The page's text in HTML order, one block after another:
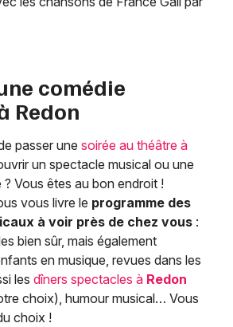
comédie
Redon
passer une soirée au théâtre à
un spectacle musical ou une
Vous êtes au bon endroit !
vous livre le programme des
à voir près de chez vous :
bien sûr, mais également
en musique, revues dans les
les dîners spectacles à Redon
choix), humour musical… Vous
choix !